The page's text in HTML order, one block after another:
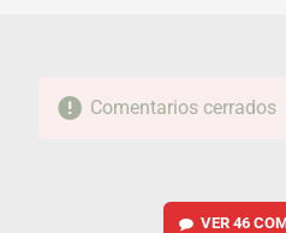
Comentarios cerrados
VER 46